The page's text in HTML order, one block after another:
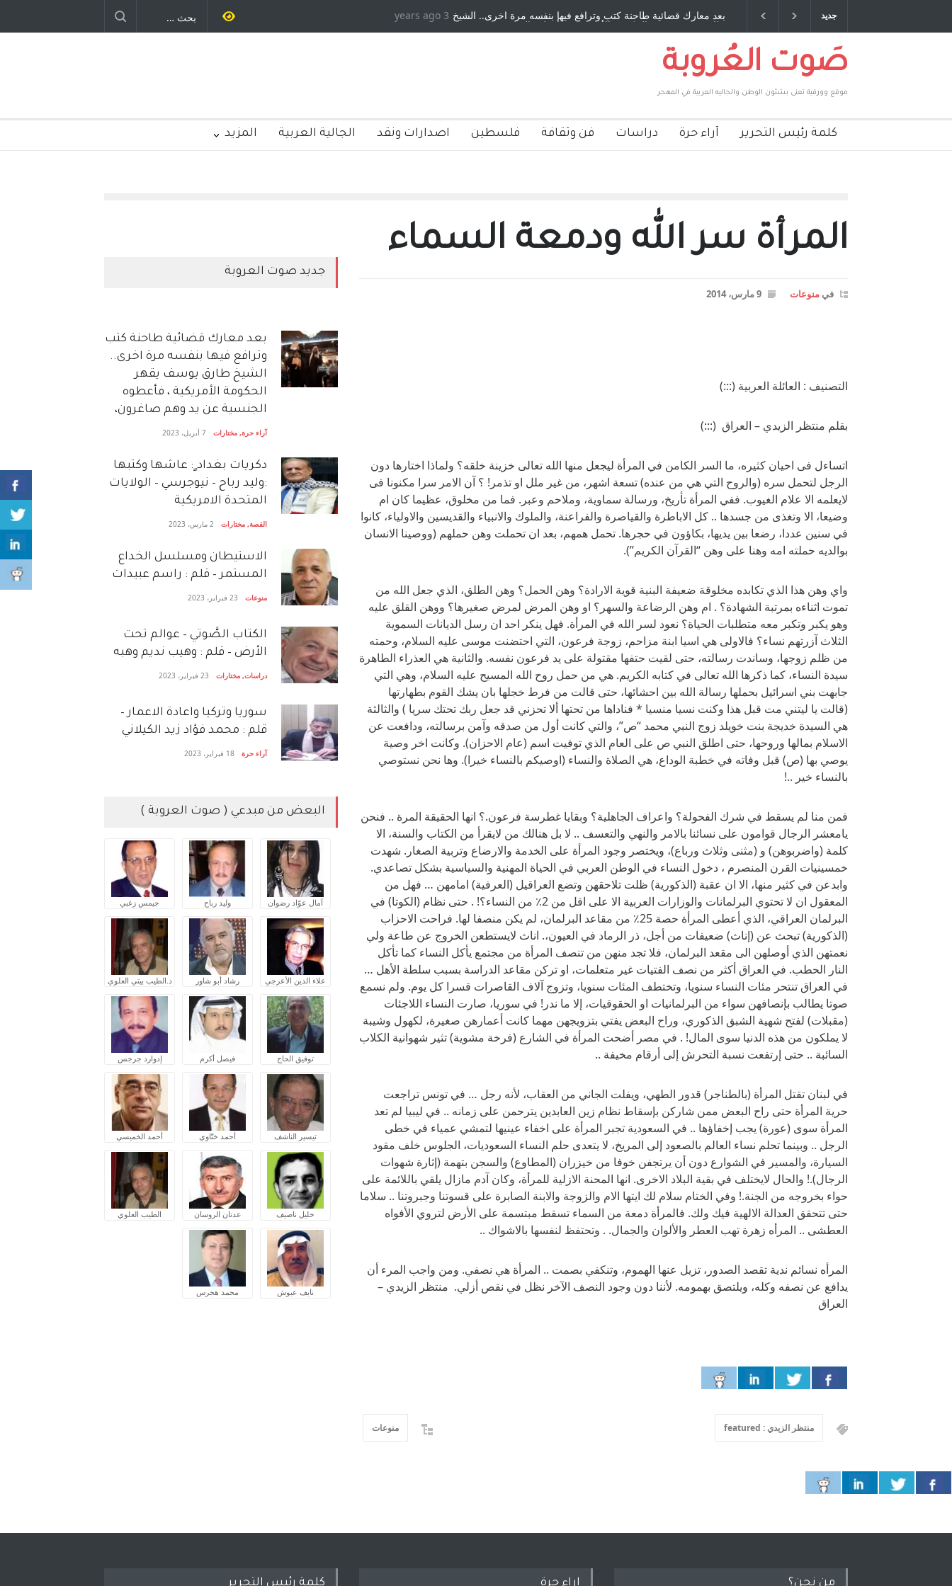
جديد دكريات بغداد ٍ: عاشها وكتبها :وليد رباح – نيوجرسي – الولايات المتحدة
الامريكية
بعد معارك قضائية طاحنة كتب وترافع فيها بنفسه مرة اخرى.. الشيخ
طارق يوسف يقهر الحكومة الأمريكية ، فأعطوه الجنسية عن يد وهم
صاغرون،
صديق عمري ، صبحي مخلوف : بقلم : سعد الله 3 years ago
صَوت العُروبة
موقع وورقية تعنى بشئون الوطن والجاليه العربية في المهجر
كلمة رئيس التحرير آراء حرة دراسات فن وثقافة فلسطين اصدارات ونقد الجالية العربية المزيد
المرأة سر الله ودمعة السماء
في منوعات 9 مارس، 2014
التصنيف : العائلة العربية (:::)
بقلم منتظر الزيدي – العراق (:::)
اتساءل فى احيان كثيره، ما السر الكامن في المرأة ليجعل منها الله تعالى خزينة خلقه؟ ولماذا اختارها دون
الرجل لتحمل سره (والروح التي هي من عنده) تسعة اشهر، من غير ملل او تذمر! ؟ آن الامر سرا مكنونا فى
لايعلمه الا علام الغيوب. ففي المرأة تأريخ، ورسالة سماوية، وملاحم وعبر. فما من مخلوق، عظيما كان ام
وضيعا، الا وتغذى من جسدها .. كل الاباطرة والقياصرة والفراعنة، والملوك والانبياء والقديسين والاولياء، كانوا
في سنين عددا، رضعا بين يديها، بكاؤون في حجرها. تحمل همهم، بعد ان تحملت وهن حملهم (ووصينا الانسان
بوالديه حملته امه وهنا على وهن “القرآن الكريم”).
واي وهن هذا الذي تكابده مخلوقة ضعيفة البنية قوية الارادة؟ وهن الحمل؟ وهن الطلق، الذي جعل الله من
تموت اثناءه بمرتبة الشهادة؟ . ام وهن الرضاعة والسهر؟ او وهن المرض لمرض صغيرها؟ ووهن القلق عليه
وهو يكبر وتكبر معه متطلبات الحياة؟ نعود لسر الله في المرأة. فهل ينكر احد ان رسل الديانات السموية
الثلاث آزرتهم نساء؟ فالاولى هي اسيا ابنة مزاحم، زوجة فرعون، التي احتضنت موسى عليه السلام، وحمته
من ظلم زوجها، وساندت رسالته، حتى لقيت حتفها مقتولة على يد فرعون نفسه. والثانية هي العذراء الطاهرة
سيدة النساء، كما ذكرها الله تعالى في كتابه الكريم. هي من حمل روح الله المسيح عليه السلام، وهي التي
جابهت بني اسرائيل بحملها رسالة الله بين احشائها، حتى قالت من فرط خجلها بان يشك القوم بطهارتها
(قالت يا ليتني مت قبل هذا وكنت نسيا منسيا * فناداها من تحتها ألا تحزني قد جعل ربك تحتك سريا ) والثالثة
هي السيدة خديجة بنت خويلد زوج النبي محمد “ص”، والتي كانت أول من صدقه وآمن برسالته، ودافعت عن
الاسلام بمالها وروحها، حتى اطلق النبي ص على العام الذي توفيت اسم (عام الاحزان). وكانت اخر وصية
يوصي بها (ص) قبل وفاته في خطبة الوداع، هي الصلاة والنساء (اوصيكم بالنساء خيرا). وها نحن نستوصي
بالنساء خير ..!
فمن منا لم يسقط في شرك الفحولة؟ واعراف الجاهلية؟ وبقايا غطرسة فرعون.؟ انها الحقيقة المرة .. فنحن
يامعشر الرجال قوامون على نسائنا بالامر والنهي والتعسف .. لا بل هنالك من لايقرأ من الكتاب والسنة، الا
كلمة (واضربوهن) و (مثنى وثلاث ورباع)، ويختصر وجود المرأة على الخدمة والارضاع وتربية الصغار. شهدت
خمسينيات القرن المنصرم ، دخول النساء في الوطن العربي في الحياة المهنية والسياسية بشكل تصاعدي.
وابدعن في كثير منها، الا ان عقبة (الذكورية) ظلت تلاحقهن وتضع العراقيل (العرفية) امامهن … فهل من
المعقول ان لا تحتوي البرلمانات والوزارات العربية الا على اقل من 2٪ من النساء؟! . حتى نظام (الكوتا) في
البرلمان العراقي، الذي أعطى المرأة حصة 25٪ من مقاعد البرلمان، لم يكن منصفا لها. فراحت الاحزاب
(الذكورية) تبحث عن (إناث) ضعيفات من أجل، ذر الرماد في العيون،. اناث لايستطعن الخروج عن طاعة ولي
نعمتهن الذي أوصلهن الى مقعد البرلمان، فلا تجد منهن من تنصف المرأة من مجتمع يأكل النساء كما تأكل
النار الحطب. في العراق أكثر من نصف الفتيات غير متعلمات، او تركن مقاعد الدراسة بسبب سلطة الأهل …
في العراق تنتحر مئات النساء سنويا، وتختطف المئات سنويا، وتزوج آلاف القاصرات قسرا كل يوم. ولم نسمع
صوتا يطالب بإنصافهن سواء من البرلمانيات او الحقوقيات، إلا ما ندر! في سوريا، صارت النساء اللاجئات
(مقبلات) لفتح شهية الشبق الذكوري، وراح البعض يفتي بتزويجهن مهما كانت أعمارهن صغيرة، لكهول وشيبة
لا يملكون من هذه الدنيا سوى المال! . في مصر أضحت المرأة في الشارع (فرخة مشوية) تثير شهوانية الكلاب
السائبة .. حتى إرتفعت نسبة التحرش إلى أرقام مخيفة ..
في لبنان تقتل المرأة (بالطناجر) قدور الطهي، ويفلت الجاني من العقاب، لأنه رجل … في تونس تراجعت
حرية المرأة حتى راح البعض ممن شاركن بإسقاط نظام زين العابدين يترحمن على زمانه .. في ليبيا لم تعد
المرأة سوى (عورة) يجب إخفاؤها .. في السعودية تجبر المرأة على اخفاء عينيها لتمشي عمياء في خطى
الرجل .. وبينما تحلم نساء العالم بالصعود إلى المريخ، لا يتعدى حلم النساء السعوديات، الجلوس خلف مقود
السيارة، والمسير في الشوارع دون أن يرتجفن خوفا من خيزران (المطاوع) والسجن بتهمة (إثارة شهوات
الرجال).! والحال لايختلف في بقية البلاد الاخرى. انها المحنة الازلية للمرأة، وكان آدم مازال يلقي باللائمة على
حواء بخروجه من الجنة.! وفي الختام سلام لك ايتها الام والزوجة والابنة الصابرة على قسوتنا وجبروتنا .. سلاما
حتى تتحقق العدالة الالهية فيك ولك. فالمرأة دمعة من السماء تسقط مبتسمة على الأرض لتروي الأفواه
العطشى .. المرأه زهرة تهب العطر والألوان والجمال. . وتحتفظ لنفسها بالاشواك ..
المرأه نسائم ندية تقصد الصدور، تزيل عنها الهموم، وتنكفي بصمت .. المرأة هي نصفي. ومن واجب المرء أن
يدافع عن نصفه وكله، ويلتصق بهمومه. لأننا دون وجود النصف الآخر نظل في نقص أزلي. منتظر الزيدي –
العراق
منتظر الزيدي : featured منوعات
جديد صوت العروبة
بعد معارك قضائية طاحنة كتب
وترافع فيها بنفسه مرة اخرى..
الشيخ طارق يوسف يقهر
الحكومة الأمريكية ، فأعطوه
الجنسية عن يد وهم صاغرون،
آراء حرة, مختارات 7 أبريل، 2023
دكريات بغداد ٍ: عاشها وكتبها
:وليد رباح – نيوجرسي – الولايات
المتحدة الامريكية
القصة, مختارات 2 مارس، 2023
الاستيطان ومسلسل الخداع
المستمر – قلم : راسم عبيدات
منوعات 23 فبراير، 2023
الكتاب الصَّوتي – عوالم تحت
الأرض – قلم : وهيب نديم وهبه
دراسات, مختارات 23 فبراير، 2023
سوريا وتركيا واعادة الاعمار –
قلم : محمد فؤاد زيد الكيلاني
آراء حرة 18 فبراير، 2023
البعض من مبدعي ( صوت العروبة )
آمال عوّاد رضوان وليد رباح جيمس زغبي
علاء الدين الأعرجي رشاد أبو شاور د.الطيب بيتي العلوي
توفيق الحاج فيصل أكرم إدوارد جرجس
تيسير الناشف أحمد ختّاوي أحمد الخميسي
خليل ناصيف عدنان الروسان الطيب العلوي
نايف عبوش محمد هجرس
من نحن؟ اراء حرة كلمة رئيس التحرير